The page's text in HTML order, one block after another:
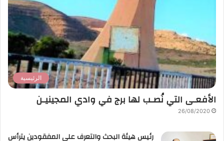
الرئيسية
الأفعـى التي نُصـب لها برج في وادي المجينيـن
26/08/2020
رئيس هيئة البحث والتعرف على المفقودين يترأس